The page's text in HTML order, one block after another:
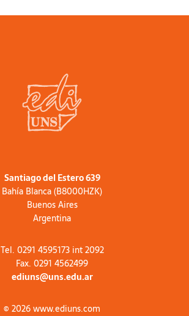
Santiago del Estero 639
Bahía Blanca (B8000HZK)
Buenos Aires
Argentina
Tel. 0291 4595173 int 2092
Fax. 0291 4562499
ediuns@uns.edu.ar
© 2026 www.ediuns.com